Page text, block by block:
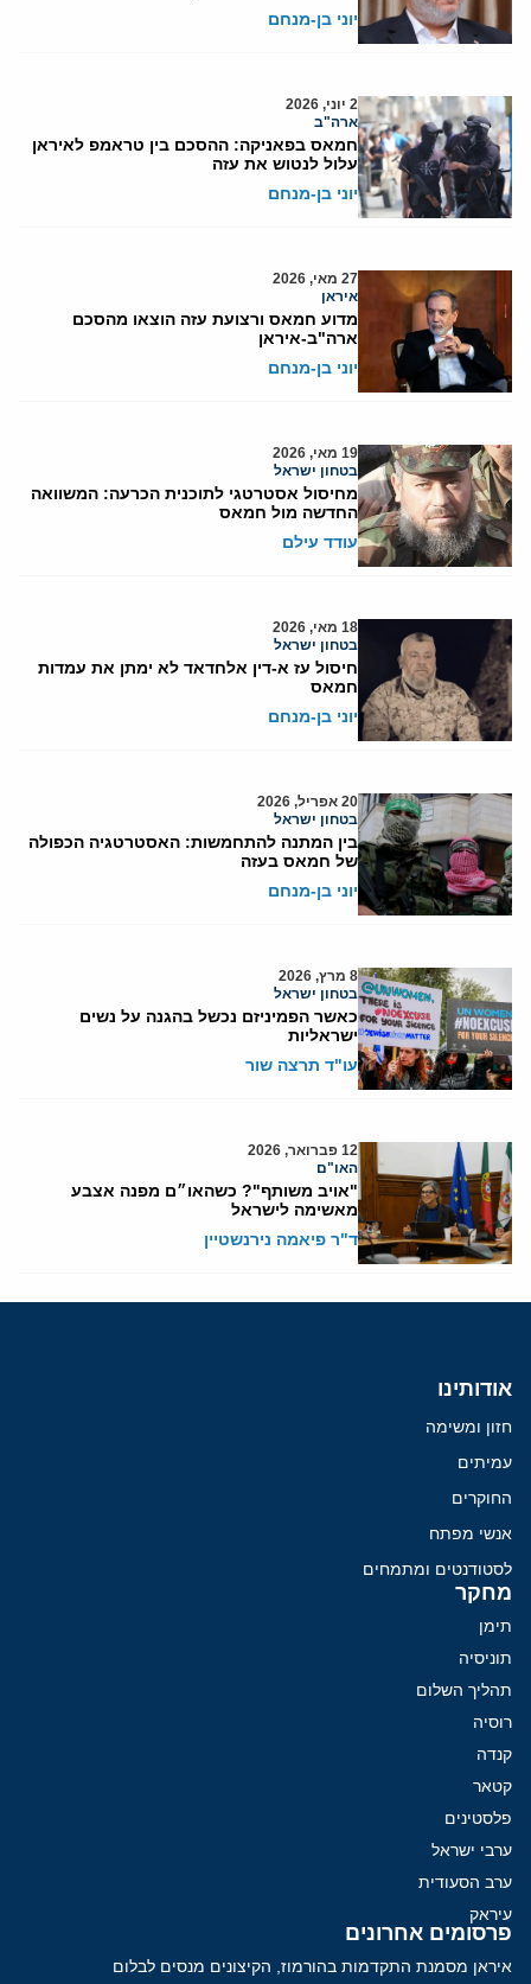
יוני בן-מנחם
2 יוני, 2026
ארה"ב
חמאס בפאניקה: ההסכם בין טראמפ לאיראן
עלול לנטוש את עזה
יוני בן-מנחם
27 מאי, 2026
איראן
מדוע חמאס ורצועת עזה הוצאו מהסכם
ארה"ב-איראן
יוני בן-מנחם
19 מאי, 2026
בטחון ישראל
מחיסול אסטרטגי לתוכנית הכרעה: המשוואה
החדשה מול חמאס
עודד עילם
18 מאי, 2026
בטחון ישראל
חיסול עז א-דין אלחדאד לא ימתן את עמדות
חמאס
יוני בן-מנחם
20 אפריל, 2026
בטחון ישראל
בין המתנה להתחמשות: האסטרטגיה הכפולה
של חמאס בעזה
יוני בן-מנחם
8 מרץ, 2026
בטחון ישראל
כאשר הפמיניזם נכשל בהגנה על נשים
ישראליות
עו"ד תרצה שור
12 פברואר, 2026
האו"ם
"אויב משותף"? כשהאו״ם מפנה אצבע
מאשימה לישראל
ד"ר פיאמה נירנשטיין
אודותינו
חזון ומשימה
עמיתים
החוקרים
אנשי מפתח
לסטודנטים ומתמחים
מחקר
תימן
תוניסיה
תהליך השלום
רוסיה
קנדה
קטאר
פלסטינים
ערבי ישראל
ערב הסעודית
עיראק
פרסומים אחרונים
איראן מסמנת התקדמות בהורמוז, הקיצונים מנסים לבלום